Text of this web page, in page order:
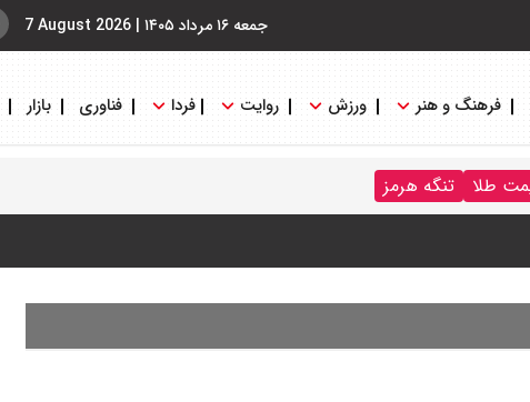
جمعه ۱۶ مرداد ۱۴۰۵ |
7 August 2026
فرهنگ و هنر ورزش روایت فردا فناوری بازار
طلا تنگه هرمز
زدند + جزییات